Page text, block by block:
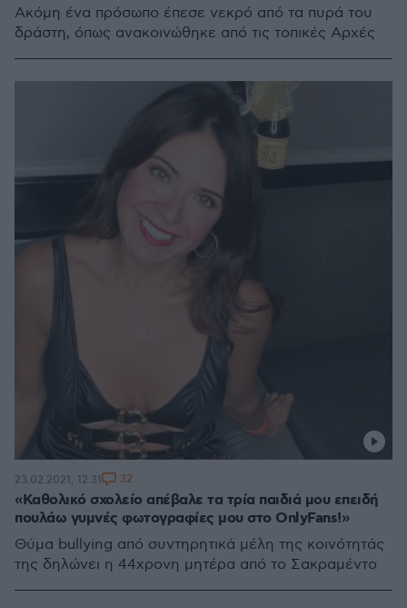
Ακόμη ένα πρόσωπο έπεσε νεκρό από τα πυρά του
δράστη, όπως ανακοινώθηκε από τις τοπικές Αρχές
«Καθολικό σχολείο απέβαλε τα τρία παιδιά μου επειδή
πουλάω γυμνές φωτογραφίες μου στο OnlyFans!»
Θύμα bullying από συντηρητικά μέλη της κοινότητάς
της δηλώνει η 44χρονη μητέρα από το Σακραμέντο
23.02.2021, 12:31 32